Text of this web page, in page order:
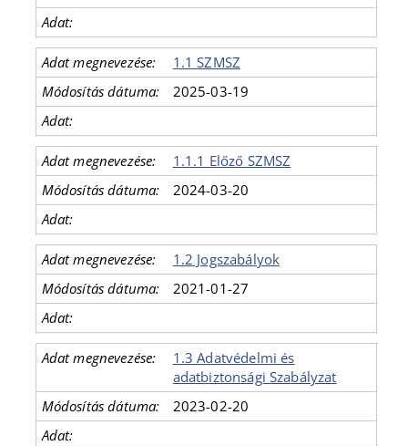
1.1 SZMSZ
2025-03-19
1.1.1 Előző SZMSZ
2024-03-20
1.2 Jogszabályok
2021-01-27
1.3 Adatvédelmi és
adatbiztonsági Szabályzat
2023-02-20